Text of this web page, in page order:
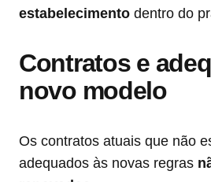
estabelecimento dentro do
Contratos e
novo modelo
Os contratos atuais que não
adequados às novas regras